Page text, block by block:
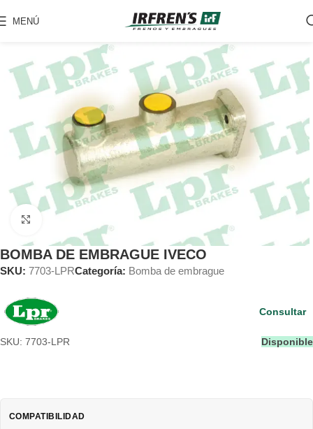
MENÚ
BOMBA DE EMBRAGUE IVECO
SKU: 7703-LPRCategoría: Bomba de embrague
SKU: 7703-LPR Disponible
Consultar
COMPATIBILIDAD